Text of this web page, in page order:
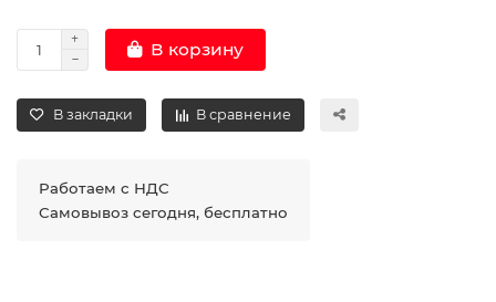
В корзину
В закладки В сравнение
Работаем с НДС
Самовывоз сегодня, бесплатно